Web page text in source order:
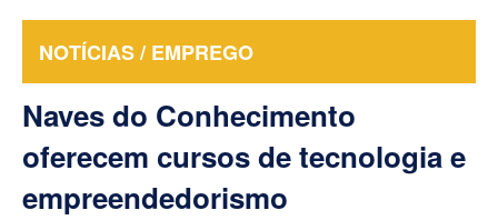
NOTÍCIAS / EMPREGO
Naves do Conhecimento
oferecem cursos de tecnologia e
empreendedorismo